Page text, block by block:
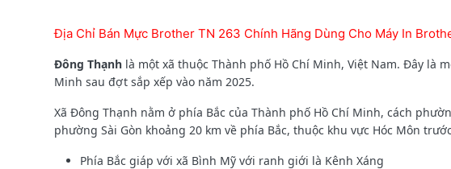
Địa Chỉ Bán Mực Brother TN 263 Chính Hãng Dùng Cho Máy In
Đông Thạnh là một xã thuộc Thành phố Hồ Chí Minh, Việt Nam. Đây là
Minh sau đợt sắp xếp vào năm 2025.
Xã Đông Thạnh nằm ở phía Bắc của Thành phố Hồ Chí Minh, cách
phường Sài Gòn khoảng 20 km về phía Bắc, thuộc khu vực Hóc Môn
Phía Bắc giáp với xã Bình Mỹ với ranh giới là Kênh Xáng